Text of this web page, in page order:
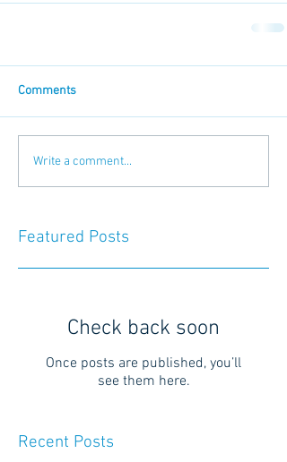
Comments
Write a comment...
Featured Posts
Check back soon
Once posts are published, you’ll
see them here.
Recent Posts